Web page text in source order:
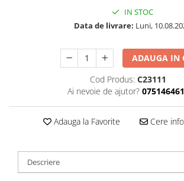
IN STOC
Data de livrare: Luni,
ADAUGA IN
Cod Produs: C23111
Ai nevoie de ajutor?
Adauga la Favorite Cere
Descriere